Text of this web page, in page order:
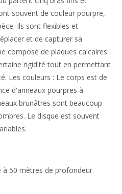
souvent de couleur pourpre,
Ils sont flexibles et
et de capturer sa
composé de plaques calcaires
rigidité tout en permettant
Les couleurs : Le corps est de
d'anneaux pourpres à
brunâtres sont beaucoup
Le disque est souvent
à 50 mètres de profondeur.